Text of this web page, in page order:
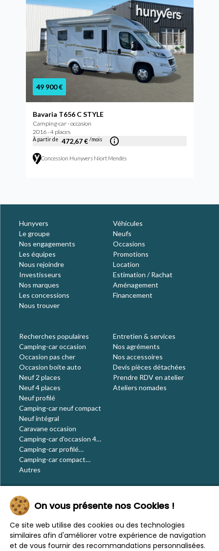
49 900 €
Bavaria T656 C STYLE
Camping-car - occasion
2016 - 4 places
À partir de 472,67 € /mois
Concession Hunyvers Niort Mendès
Hunyvers
Le groupe
Nos engagements
Les équipes
Nous rejoindre
Investisseurs
Nos marques
Les concessions
Nous trouver
Véhicules
Neufs
Occasions
Promotions
Location
Estimation / Rachat
Aménagement
Financement
Recherches populaires
Camping-car occasion
Occasion pas cher
Occasion boite auto
Neuf 2 places
Neuf 4 places
Neuf profilé
Camping-car neuf compact
Neuf intégral
Caravane occasion
Camping-car d'occasion 4
places
Camping-car profilé
occasion
Camping-car compact
occasion
Autres
Entretien & services
Nos agréments
Nos accessoires
Devis pièces détachées
Prendre RDV en atelier
Ateliers nomades
Le blog
Actualités
Évènements
Nos conseils
Vos voyages
On vous présente nos Cookies !
Ce site web utilise des cookies ou des technologies
similaires afin d'améliorer votre expérience de navigation
et de vous fournir des recommandations personnalisées.